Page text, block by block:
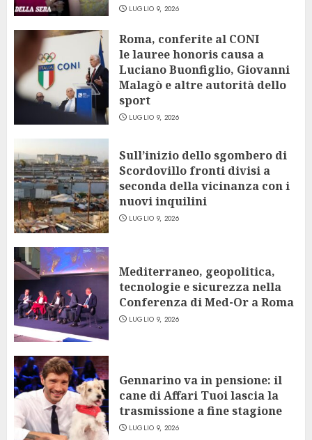
LUGLIO 9, 2026
Roma, conferite al CONI
le lauree honoris causa a
Luciano Buonfiglio, Giovanni
Malagò e altre autorità dello
sport
LUGLIO 9, 2026
Sull’inizio dello sgombero di
Scordovillo fronti divisi a
seconda della vicinanza con i
nuovi inquilini
LUGLIO 9, 2026
Mediterraneo, geopolitica,
tecnologie e sicurezza nella
Conferenza di Med-Or a Roma
LUGLIO 9, 2026
Gennarino va in pensione: il
cane di Affari Tuoi lascia la
trasmissione a fine stagione
LUGLIO 9, 2026